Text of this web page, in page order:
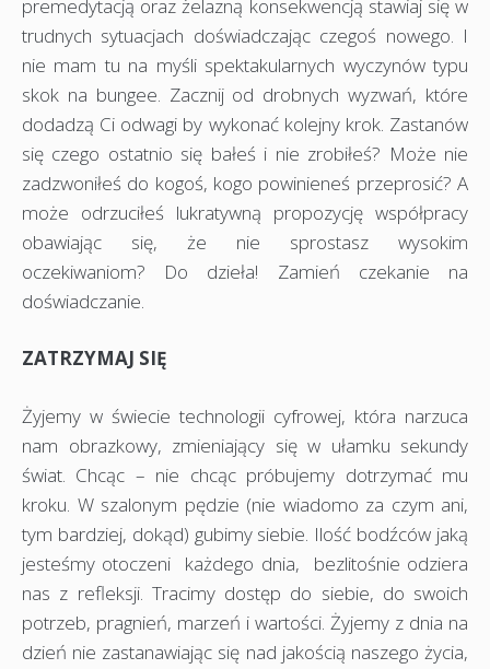
premedytacją oraz żelazną konsekwencją stawiaj się w
trudnych sytuacjach doświadczając czegoś nowego. I
nie mam tu na myśli spektakularnych wyczynów typu
skok na bungee. Zacznij od drobnych wyzwań, które
dodadzą Ci odwagi by wykonać kolejny krok. Zastanów
się czego ostatnio się bałeś i nie zrobiłeś? Może nie
zadzwoniłeś do kogoś, kogo powinieneś przeprosić? A
może odrzuciłeś lukratywną propozycję współpracy
obawiając się, że nie sprostasz wysokim
oczekiwaniom? Do dzieła! Zamień czekanie na
doświadczanie.
ZATRZYMAJ SIĘ
Żyjemy w świecie technologii cyfrowej, która narzuca
nam obrazkowy, zmieniający się w ułamku sekundy
świat. Chcąc – nie chcąc próbujemy dotrzymać mu
kroku. W szalonym pędzie (nie wiadomo za czym ani,
tym bardziej, dokąd) gubimy siebie. Ilość bodźców jaką
jesteśmy otoczeni każdego dnia, bezlitośnie odziera
nas z refleksji. Tracimy dostęp do siebie, do swoich
potrzeb, pragnień, marzeń i wartości. Żyjemy z dnia na
dzień nie zastanawiając się nad jakością naszego życia,